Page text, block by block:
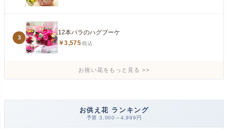
3
12本バラのハグブーケ
￥3,575税込
お祝い花をもっと見る
お供え花 ランキング
予算 3,000～4,999円